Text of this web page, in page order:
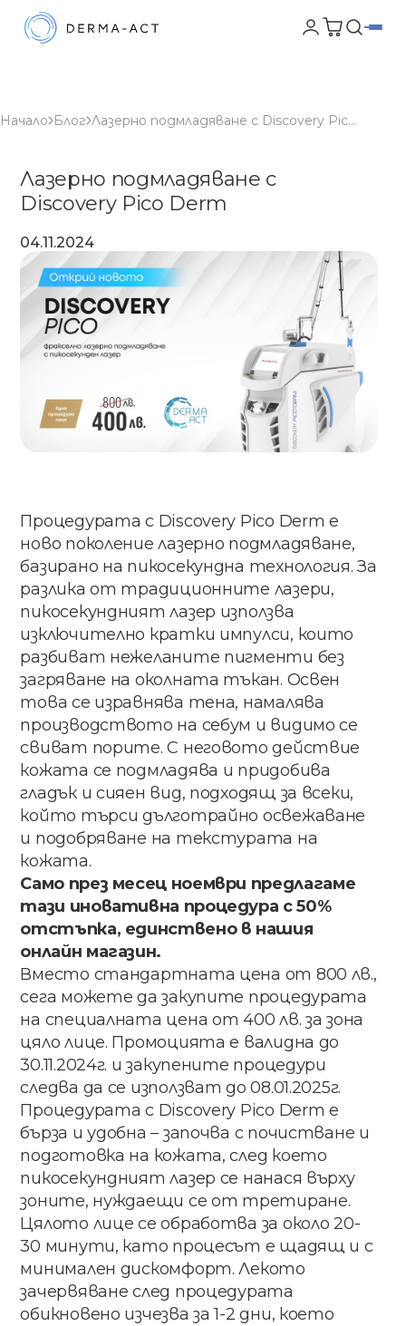
Начало Блог Лазерно подмладяване с Discovery Pico Derm
Лазерно подмладяване с
Discovery Pico Derm
04.11.2024
Процедурата с Discovery Pico Derm е
ново поколение лазерно подмладяване,
базирано на пикосекундна технология. За
разлика от традиционните лазери,
пикосекундният лазер използва
изключително кратки импулси, които
разбиват нежеланите пигменти без
загряване на околната тъкан. Освен
това се изравнява тена, намалява
производството на себум и видимо се
свиват порите. С неговото действие
кожата се подмладява и придобива
гладък и сияен вид, подходящ за всеки,
който търси дълготрайно освежаване
и подобряване на текстурата на
кожата.
Само през месец ноември предлагаме
тази иновативна процедура с 50%
отстъпка, единствено в нашия
онлайн магазин.
Вместо стандартната цена от 800 лв.,
сега можете да закупите процедурата
на специалната цена от 400 лв. за зона
цяло лице. Промоцията е валидна до
30.11.2024г. и закупените процедури
следва да се използват до 08.01.2025г.
Процедурата с Discovery Pico Derm е
бърза и удобна – започва с почистване и
подготовка на кожата, след което
пикосекундният лазер се нанася върху
зоните, нуждаещи се от третиране.
Цялото лице се обработва за около 20-
30 минути, като процесът е щадящ и с
минимален дискомфорт. Лекото
зачервяване след процедурата
обикновено изчезва за 1-2 дни, което